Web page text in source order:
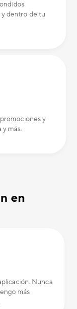
dentro de tu
y
más.
en
Nunca
más